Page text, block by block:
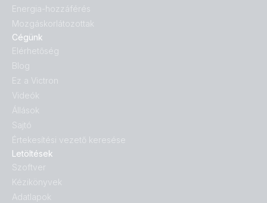
Letöltések
Szoftver
Kézikönyvek
Adatlapok
Energia-hozzáférés
Mozgáskorlátozottak
Cégünk
Elérhetőség
Blog
Ez a Victron
Videók
Állások
Sajtó
Értekesítési vezető keresése